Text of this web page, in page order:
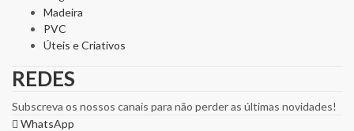
Madeira
PVC
Úteis e Criativos
REDES
Subscreva os nossos canais para não perder as últimas novidades!
WhatsApp